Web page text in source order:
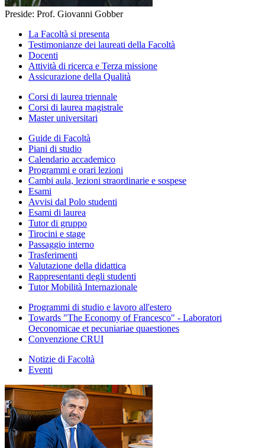
Preside: Prof. Giovanni Gobber
La Facoltà si presenta
Testimonianze dei laureati della Facoltà
Docenti
Attività di ricerca e Terza missione
Assicurazione della Qualità
Corsi di laurea triennale
Corsi di laurea magistrale
Master universitari
Guide di Facoltà
Piani di studio
Calendario accademico
Programmi e orari lezioni
Cambi aula, lezioni straordinarie e sospese
Esami
Avvisi dal Polo studenti
Esami di laurea
Tutor di gruppo
Tirocini e stage
Passaggio interno
Trasferimenti
Valutazione della didattica
Rappresentanti degli studenti
Tutor Mobilità Internazionale
Programmi di studio e lavoro all'estero
Towards "The Economy of Francesco" - Laboratori
Oeconomicae et pecuniariae quaestiones
Convenzione CRUI
Notizie di Facoltà
Eventi